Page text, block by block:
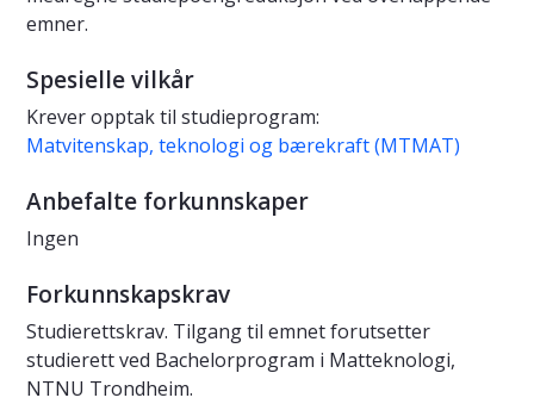
emner.
Spesielle vilkår
Krever opptak til studieprogram:
Matvitenskap, teknologi og bærekraft (MTMAT)
Anbefalte forkunnskaper
Ingen
Forkunnskapskrav
Studierettskrav. Tilgang til emnet forutsetter
studierett ved Bachelorprogram i Matteknologi,
NTNU Trondheim.